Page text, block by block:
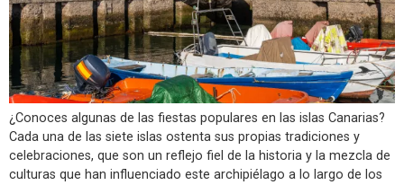
¿Conoces algunas de las fiestas populares en las islas Canarias?
Cada una de las siete islas ostenta sus propias tradiciones y
celebraciones, que son un reflejo fiel de la historia y la mezcla de
culturas que han influenciado este archipiélago a lo largo de los